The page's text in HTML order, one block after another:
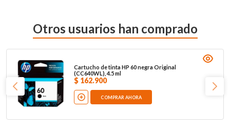
Otros usuarios han comprado
Cartucho de tinta HP 60 negra Original
(CC640WL), 4.5 ml
$ 162.900
COMPRAR AHORA